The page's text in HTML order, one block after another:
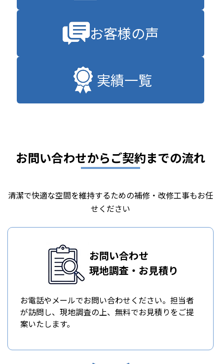
お客様の声
実績一覧
お問い合わせからご契約までの流れ
清潔で快適な空間を維持するための補修・改修工事もお任
せください
お問い合わせ
現地調査・お見積り
お電話やメールでお問い合わせください。担当者
が訪問し、現地調査の上、無料でお見積りをご提
案いたします。